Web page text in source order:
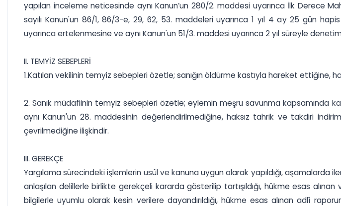
yapılan inceleme neticesinde aynı Kanun’un 280/2. maddesi uyarınca İlk Derece
sayılı Kanun'un 86/1, 86/3-e, 29, 62, 53. maddeleri uyarınca 1 yıl 4 ay 25 gün
uyarınca ertelenmesine ve aynı Kanun'un 51/3. maddesi uyarınca 2 yıl süreyle
II. TEMYİZ SEBEPLERİ
1.Katılan vekilinin temyiz sebepleri özetle; sanığın öldürme kastıyla hareket ettiğine,
2. Sanık müdafiinin temyiz sebepleri özetle; eylemin meşru savunma kapsamında
aynı Kanun'un 28. maddesinin değerlendirilmediğine, haksız tahrik ve takdiri
çevrilmediğine ilişkindir.
III. GEREKÇE
Yargılama sürecindeki işlemlerin usûl ve kanuna uygun olarak yapıldığı,
anlaşılan delillerle birlikte gerekçeli kararda gösterilip tartışıldığı, hükme esas
bilgilerle uyumlu olarak kesin verilere dayandırıldığı, hükme esas alınan adlî